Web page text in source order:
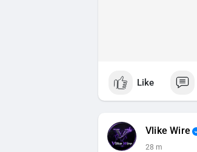
Like
Vlike Wire
28 m